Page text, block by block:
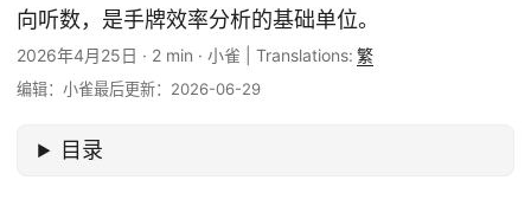
向听数，是手牌效率分析的基础单位。
2026年4月25日 · 2 min · 小雀 Translations: 繁
编辑：小雀最后更新：2026-06-29
目录